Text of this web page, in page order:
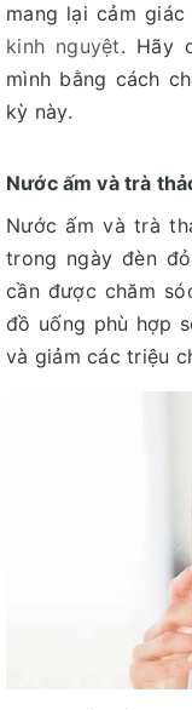
mang lại cảm
kinh nguyệt. Hãy
mình bằng cách
kỳ này.
Nước ấm và trà
Nước ấm và trà
trong ngày đèn
cần được chăm
đồ uống phù hợp
và giảm các triệu